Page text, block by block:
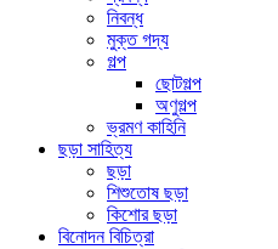
নিবন্ধ
মুক্ত গদ্য
গল্প
ছোটগল্প
অণুগল্প
ভ্রমণ কাহিনি
ছড়া সাহিত্য
ছড়া
শিশুতোষ ছড়া
কিশোর ছড়া
বিনোদন বিচিত্রা